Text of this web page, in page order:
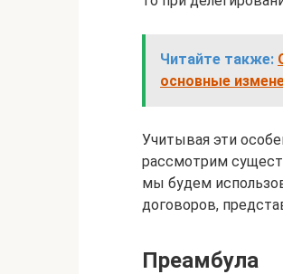
Читайте также:
основные
Учитывая эти
рассмотрим
мы будем
договоров,
Преамбула